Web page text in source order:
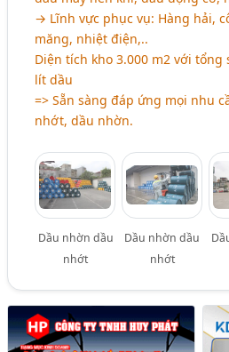
→ Lĩnh vực phục vụ: Hàng hải,
măng, nhiệt điện,..
Diện tích kho 3.000 m2 với tổng
lít dầu
=> Sẵn sàng đáp ứng mọi nhu
nhớt, dầu nhờn.
Dầu nhờn dầu
nhớt
Dầu nhờn dầu
nhớt